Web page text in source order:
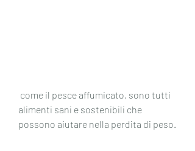
alimenti sani e sostenibili che
possono aiutare nella perdita di peso.